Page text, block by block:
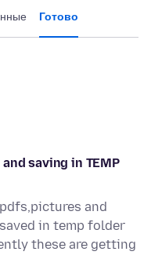
Готово
saving in TEMP
and
in temp folder
these are getting